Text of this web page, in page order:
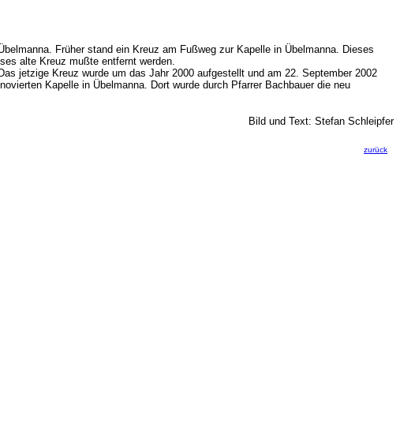
Früher stand ein Kreuz am Fußweg zur Kapelle in Übelmanna. Dieses
alte Kreuz mußte entfernt werden.
jetzige Kreuz wurde um das Jahr 2000 aufgestellt und am 22. September 2002
Kapelle in Übelmanna. Dort wurde durch Pfarrer Bachbauer die neu
Bild und Text: Stefan Schleipfer
zurück